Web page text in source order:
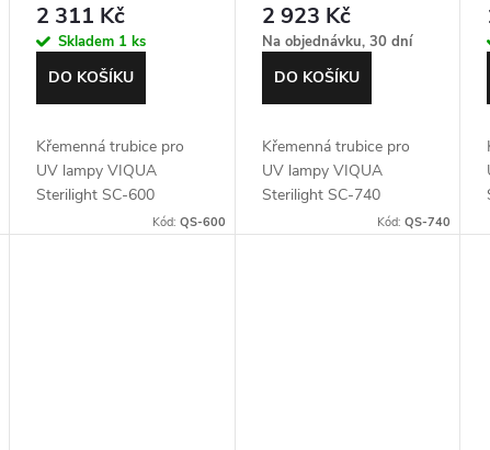
2 311 Kč
Skladem 1 ks
DO KOŠÍKU
Křemenná trubice pro
UV lampy VIQUA
Sterilight SC-600
Kód: QS-600
2 923 Kč
Na objednávku, 30 dní
DO KOŠÍKU
Křemenná trubice pro
UV lampy VIQUA
Sterilight SC-740
Kód:QS-740